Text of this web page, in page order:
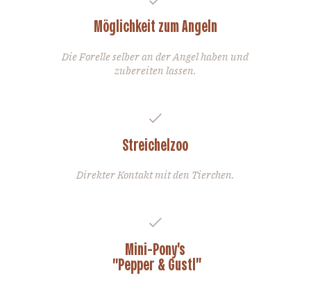
Möglichkeit zum Angeln
Die Forelle selber an der Angel haben und
zubereiten lassen.
Streichelzoo
Direkter Kontakt mit den Tierchen.
Mini-Pony's
"Pepper & Gustl"